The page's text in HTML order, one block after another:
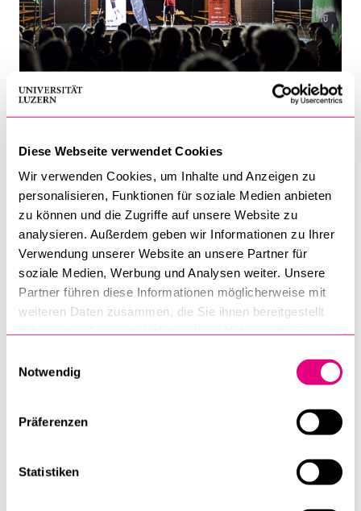
Diese Webseite verwendet Cookies
Wir verwenden Cookies, um Inhalte und Anzeigen zu
personalisieren, Funktionen für soziale Medien anbieten
zu können und die Zugriffe auf unsere Website zu
analysieren. Außerdem geben wir Informationen zu Ihrer
Verwendung unserer Website an unsere Partner für
soziale Medien, Werbung und Analysen weiter. Unsere
Partner führen diese Informationen möglicherweise mit
weiteren Daten zusammen, die Sie ihnen bereitgestellt
Notwendig
Präferenzen
Statistiken